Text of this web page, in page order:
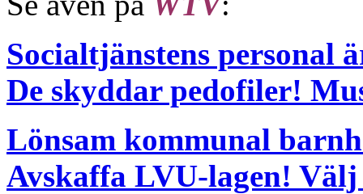
Socialtjänstens personal
De skyddar pedofiler!
Lönsam kommunal
Avskaffa LVU-lagen!